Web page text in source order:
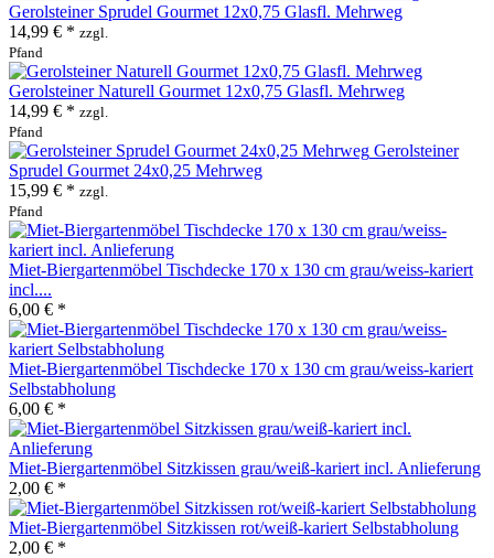
Gerolsteiner Sprudel Gourmet 12x0,75 Glasfl. Mehrweg
14,99 € * zzgl.
Pfand
Gerolsteiner Naturell Gourmet 12x0,75 Glasfl. Mehrweg
14,99 € * zzgl.
Pfand
Gerolsteiner
Sprudel Gourmet 24x0,25 Mehrweg
15,99 € * zzgl.
Pfand
Miet-Biergartenmöbel Tischdecke 170 x 130 cm grau/weiss-kariert
incl....
6,00 € *
Miet-Biergartenmöbel Tischdecke 170 x 130 cm grau/weiss-kariert
Selbstabholung
6,00 € *
Miet-Biergartenmöbel Sitzkissen grau/weiß-kariert incl. Anlieferung
2,00 € *
Miet-Biergartenmöbel Sitzkissen rot/weiß-kariert Selbstabholung
2,00 € *